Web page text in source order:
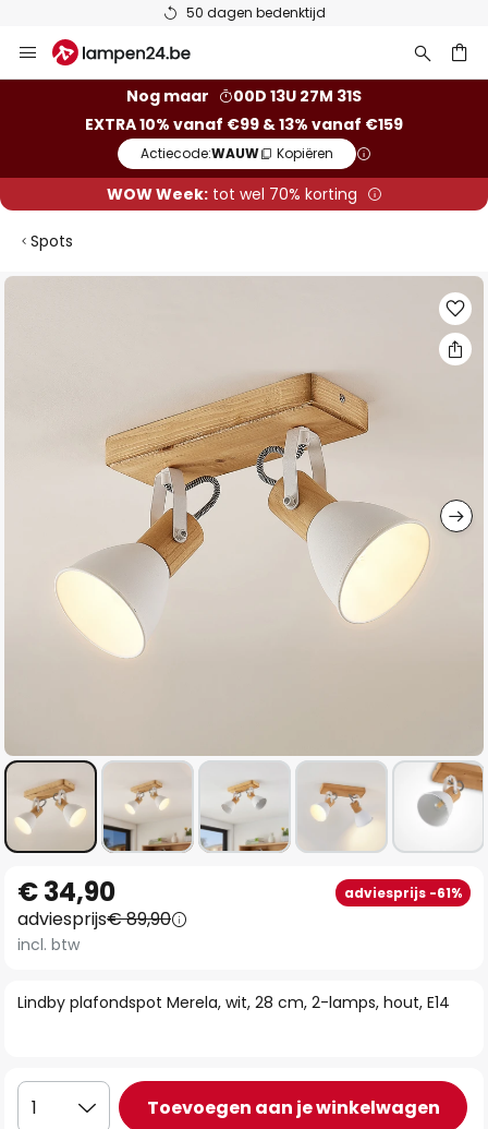
50 dagen bedenktijd
naar
Nog maar
00D 13U 27M 30S
EXTRA 10% vanaf €99 & 13% vanaf €159
Actiecode:WAUW Kopiëren
WOW Week:tot wel 70% korting
Spots
Ga
afbeeldingen-
naar
het
begin
de
Lindby plafondspot Merela, wit, 28 cm, 2-lamps, hout, E14
€ 34,90 adviesprijs -61%
adviesprijs€ 89,90
incl. btw
1 Toevoegen aan je winkelwagen